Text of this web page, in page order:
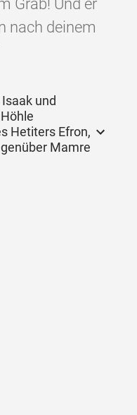
Grab! Und er
nach deinem
und
Hetiters Efron,
Mamre